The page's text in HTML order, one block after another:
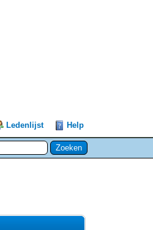
Ledenlijst Help